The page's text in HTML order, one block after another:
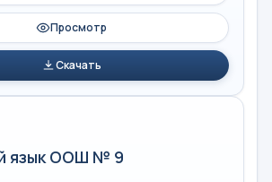
Просмотр
Скачать
язык ООШ № 9